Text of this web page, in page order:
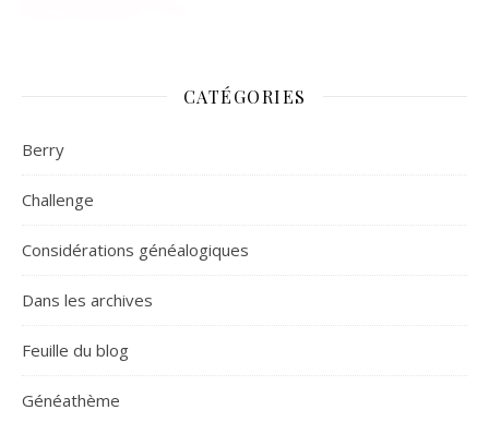
CATÉGORIES
Berry
Challenge
Considérations généalogiques
Dans les archives
Feuille du blog
Généathème